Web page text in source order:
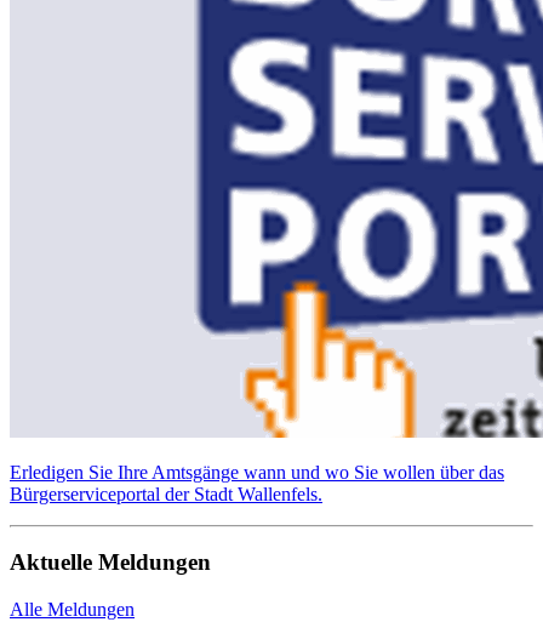
Erledigen Sie Ihre Amtsgänge wann und wo Sie wollen über das
Bürgerserviceportal der Stadt Wallenfels.
Aktuelle Meldungen
Alle Meldungen